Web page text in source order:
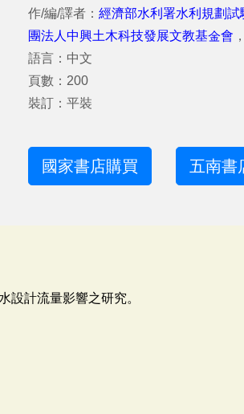
作/編/譯者： 經濟部水利署水利規劃試
團法人中興土木科技發展文教基金會 ，
語言：中文
頁數：200
裝訂：平裝
國家書店購買 五南書
設計流量影響之研究。